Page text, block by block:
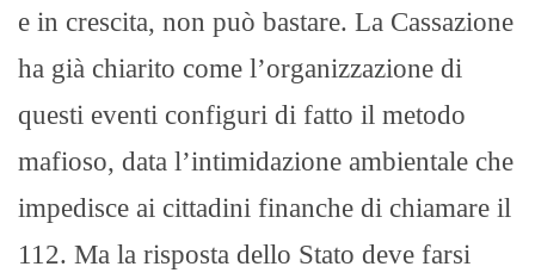
e in crescita, non può bastare. La Cassazione
ha già chiarito come l’organizzazione di
questi eventi configuri di fatto il metodo
mafioso, data l’intimidazione ambientale che
impedisce ai cittadini finanche di chiamare il
112. Ma la risposta dello Stato deve farsi